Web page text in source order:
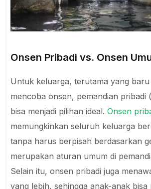
Onsen Pribadi vs. Onsen
Untuk keluarga, terutama yang
mencoba onsen, pemandian pribadi
bisa menjadi pilihan ideal.Onsen
memungkinkan seluruh keluarga
tanpa harus berpisah berdasarkan
merupakan aturan umum di
Selain itu, onsen pribadi juga
yang lebih, sehingga anak-anak bisa